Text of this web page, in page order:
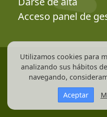
Acceso panel de
Utilizamos cookies para
analizando sus hábitos
navegando,
Aceptar